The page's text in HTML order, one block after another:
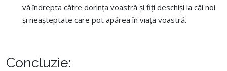
vă îndrepta către dorința voastră și fiți deschiși la căi noi
și neașteptate care pot apărea în viața voastră.
Concluzie: